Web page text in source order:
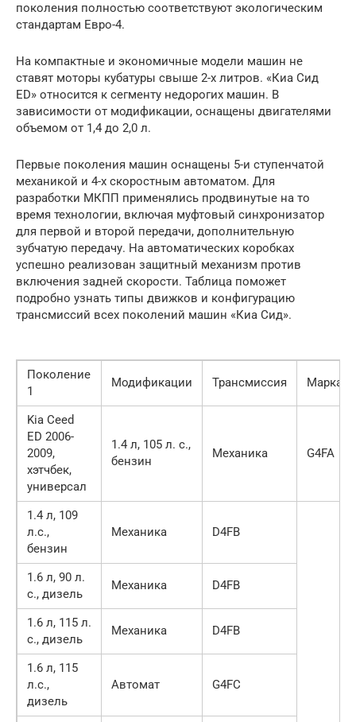
поколения полностью соответствуют экологическим
стандартам Евро-4.
На компактные и экономичные модели машин не
ставят моторы кубатуры свыше 2-х литров. «Киа Сид
ED» относится к сегменту недорогих машин. В
зависимости от модификации, оснащены двигателями
объемом от 1,4 до 2,0 л.
Первые поколения машин оснащены 5-и ступенчатой
механикой и 4-х скоростным автоматом. Для
разработки МКПП применялись продвинутые на то
время технологии, включая муфтовый синхронизатор
для первой и второй передачи, дополнительную
зубчатую передачу. На автоматических коробках
успешно реализован защитный механизм против
включения задней скорости. Таблица поможет
подробно узнать типы движков и конфигурацию
трансмиссий всех поколений машин «Киа Сид».
Поколение
1
Модификации Трансмиссия Марка
Kia Ceed
ED 2006-
2009,
хэтчбек,
универсал
1.4 л, 105 л. с.,
бензин
Механика G4FA
1.4 л, 109
л.с.,
бензин
Механика D4FB
1.6 л, 90 л.
с., дизель
Механика D4FB
1.6 л, 115 л.
с., дизель
Механика D4FB
1.6 л, 115
л.с.,
дизель
Автомат G4FC